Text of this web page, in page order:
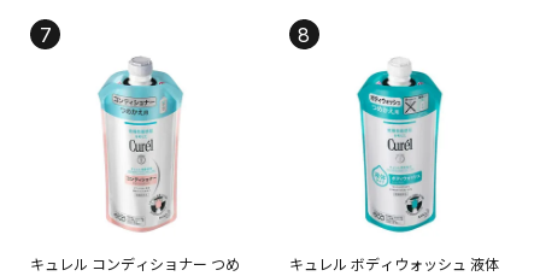
7
キュレル コンディショナー つめ
8
キュレル ボディウォッシュ 液体